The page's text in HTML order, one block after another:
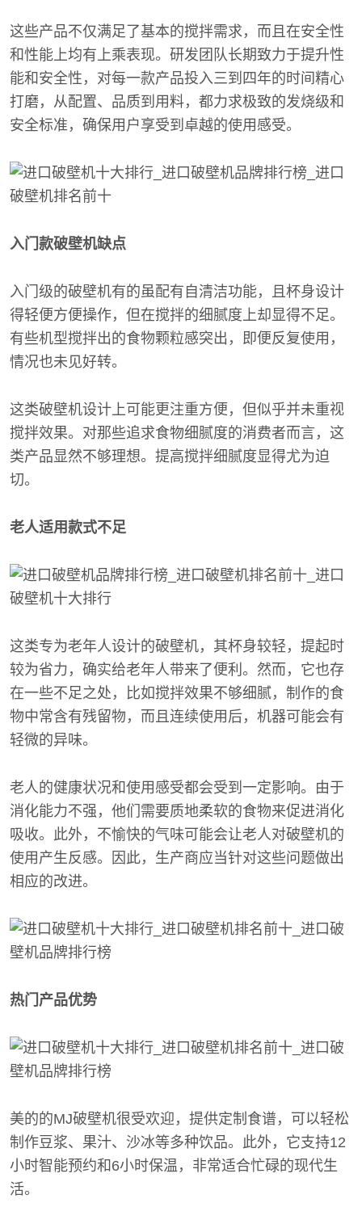
这些产品不仅满足了基本的搅拌需求，而且在安全性
和性能上均有上乘表现。研发团队长期致力于提升性
能和安全性，对每一款产品投入三到四年的时间精心
打磨，从配置、品质到用料，都力求极致的发烧级和
安全标准，确保用户享受到卓越的使用感受。
入门款破壁机缺点
入门级的破壁机有的虽配有自清洁功能，且杯身设计
得轻便方便操作，但在搅拌的细腻度上却显得不足。
有些机型搅拌出的食物颗粒感突出，即便反复使用，
情况也未见好转。
这类破壁机设计上可能更注重方便，但似乎并未重视
搅拌效果。对那些追求食物细腻度的消费者而言，这
类产品显然不够理想。提高搅拌细腻度显得尤为迫
切。
老人适用款式不足
这类专为老年人设计的破壁机，其杯身较轻，提起时
较为省力，确实给老年人带来了便利。然而，它也存
在一些不足之处，比如搅拌效果不够细腻，制作的食
物中常含有残留物，而且连续使用后，机器可能会有
轻微的异味。
老人的健康状况和使用感受都会受到一定影响。由于
消化能力不强，他们需要质地柔软的食物来促进消化
吸收。此外，不愉快的气味可能会让老人对破壁机的
使用产生反感。因此，生产商应当针对这些问题做出
相应的改进。
热门产品优势
美的的MJ破壁机很受欢迎，提供定制食谱，可以轻松
制作豆浆、果汁、沙冰等多种饮品。此外，它支持12
小时智能预约和6小时保温，非常适合忙碌的现代生
活。